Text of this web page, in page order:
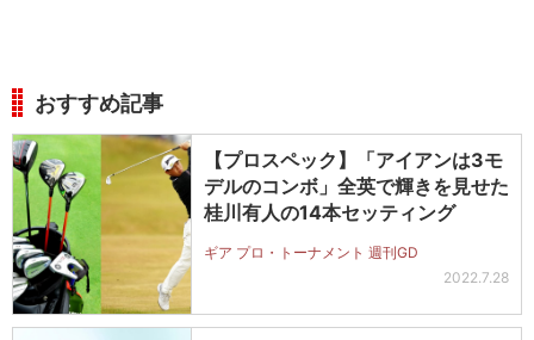
おすすめ記事
【プロスペック】「アイアンは3モ
デルのコンボ」全英で輝きを見せた
桂川有人の14本セッティング
ギア プロ・トーナメント 週刊GD
2022.7.28